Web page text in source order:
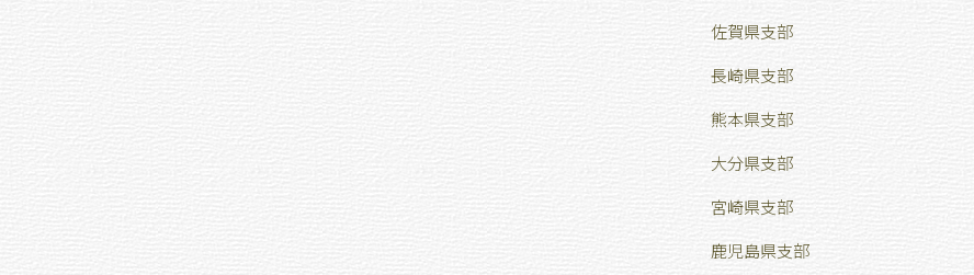
佐賀県支部
長崎県支部
熊本県支部
大分県支部
宮崎県支部
鹿児島県支部